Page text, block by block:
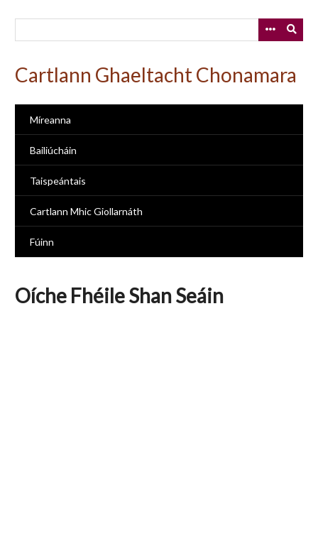
Cartlann Ghaeltacht Chonamara
Míreanna
Bailiúcháin
Taispeántais
Cartlann Mhic Giollarnáth
Fúinn
Oíche Fhéile Shan Seáin